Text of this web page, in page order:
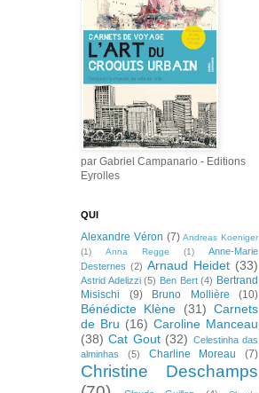
par Gabriel Campanario - Editions
Eyrolles
QUI
Alexandre Véron (7) Andreas Koeniger
(1)
Anna Regge (1)
Anne-Marie
Desternes (2) Arnaud Heidet (33)
Astrid Adelizzi (5) Ben Bert (4) Bertrand
Misischi
(9) Bruno Mollière (10)
Bénédicte Klène (31) Carnets
de Bru (16) Caroline Manceau
(38) Cat Gout (32) Celestinha das
alminhas
(5) Charline Moreau (7)
Christine Deschamps